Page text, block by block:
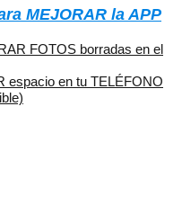
MEJORAR la APP
FOTOS borradas en el
espacio en tu TELÉFONO